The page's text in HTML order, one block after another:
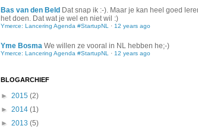
Bas van den Beld Dat snap ik :-). Maar je kan heel goed
het doen. Dat wat je wel en niet wil :)
Ymerce: Lancering Agenda #StartupNL · 12 years ago
Yme Bosma We willen ze vooral in NL hebben he;-)
Ymerce: Lancering Agenda #StartupNL · 12 years ago
BLOGARCHIEF
► 2015 (2)
► 2014 (1)
► 2013 (5)